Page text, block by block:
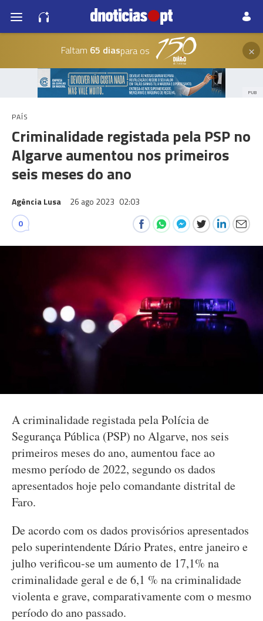
Faltam 65 diaspara os ×
PUB
PAÍS
Criminalidade registada pela PSP no
Algarve aumentou nos primeiros
seis meses do ano
Agência Lusa 26 ago 2023 02:03
0
A criminalidade registada pela Polícia de
Segurança Pública (PSP) no Algarve, nos seis
primeiros meses do ano, aumentou face ao
mesmo período de 2022, segundo os dados
apresentados hoje pelo comandante distrital de
Faro.
De acordo com os dados provisórios apresentados
pelo superintendente Dário Prates, entre janeiro e
julho verificou-se um aumento de 17,1% na
criminalidade geral e de 6,1 % na criminalidade
violenta e grave, comparativamente com o mesmo
período do ano passado.